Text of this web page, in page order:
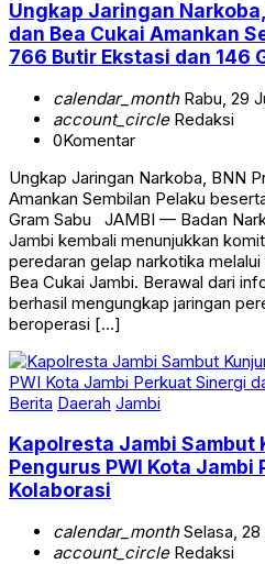
dan Bea Cukai Amankan
766 Butir Ekstasi dan 146
account_circleRedaksi
0Komentar
Amankan Sembilan Pelaku
Gram Sabu JAMBI — Badan
Jambi kembali menunjukkan
peredaran gelap narkotika
Bea Cukai Jambi. Berawal dari
berhasil mengungkap jaringan
beroperasi […]
Berita Daerah Jambi
Pengurus PWI Kota
Kolaborasi
account_circleRedaksi
0Komentar